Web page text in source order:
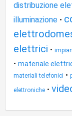
distribuzione
illuminazione •
elettrici •
• materiale
materiali telefonici •
elettroniche •